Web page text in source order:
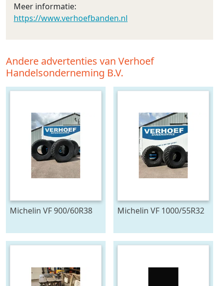
Meer informatie:
https://www.verhoefbanden.nl
Andere advertenties van Verhoef
Handelsonderneming B.V.
Michelin VF 900/60R38
Michelin VF 1000/55R32